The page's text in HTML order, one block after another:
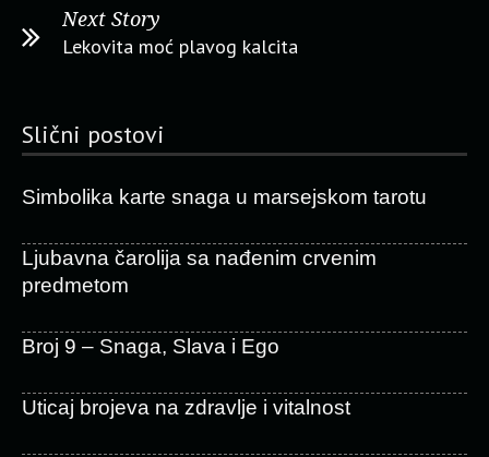
Next Story
Lekovita moć plavog kalcita
Slični postovi
Simbolika karte snaga u marsejskom tarotu
Ljubavna čarolija sa nađenim crvenim
predmetom
Broj 9 – Snaga, Slava i Ego
Uticaj brojeva na zdravlje i vitalnost